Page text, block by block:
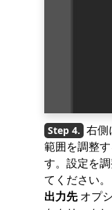
右側
範囲を調整
す。設定を
てください。
出力先オプ